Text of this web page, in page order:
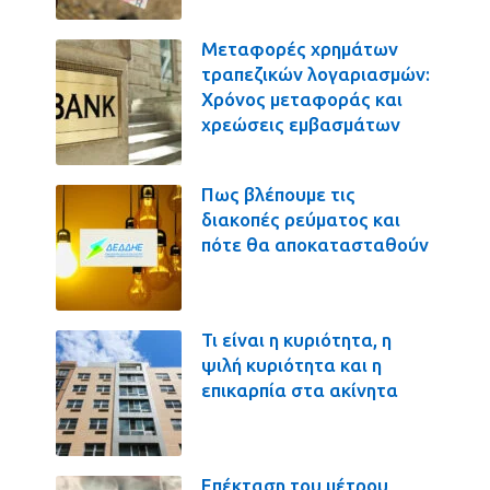
Μεταφορές χρημάτων
τραπεζικών λογαριασμών:
Χρόνος μεταφοράς και
χρεώσεις εμβασμάτων
Πως βλέπουμε τις
διακοπές ρεύματος και
πότε θα αποκατασταθούν
Τι είναι η κυριότητα, η
ψιλή κυριότητα και η
επικαρπία στα ακίνητα
Επέκταση του μέτρου